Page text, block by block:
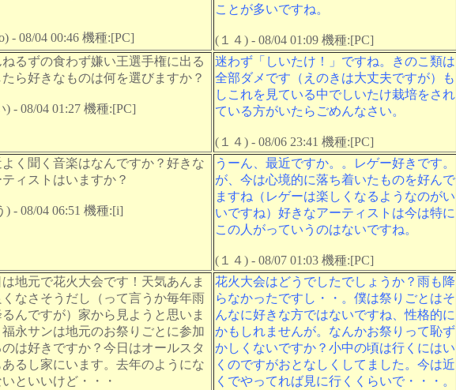
- 08/04 00:46 機種:[PC]
ことが多いですね。
(１４) - 08/04 01:09 機種:[PC]
ねるずの食わず嫌い王選手権に出る
たら好きなものは何を選びますか？
) - 08/04 01:27 機種:[PC]
迷わず「しいたけ！」ですね。きのこ類は
全部ダメです（えのきは大丈夫ですが）も
しこれを見ている中でしいたけ栽培をされ
ている方がいたらごめんなさい。
(１４) - 08/06 23:41 機種:[PC]
く聞く音楽はなんですか？好きな
ィストはいますか？
) - 08/04 06:51 機種:[i]
うーん、最近ですか。。レゲー好きです。
が、今は心境的に落ち着いたものを好んで
ますね（レゲーは楽しくなるようなのがい
いですね）好きなアーティストは今は特に
この人がっていうのはないですね。
(１４) - 08/07 01:03 機種:[PC]
地元で花火大会です！天気あんま
くなさそうだし（って言うか毎年雨
るんですが）家から見ようと思いま
永サンは地元のお祭りごとに参加
は好きですか？今日はオールスタ
あるし家にいます。去年のようにな
いといいけど・・・
花火大会はどうでしたでしょうか？雨も降
らなかったですし・・。僕は祭りごとはそ
んなに好きな方ではないですね、性格的に
かもしれませんが。なんかお祭りって恥ず
かしくないですか？小中の頃は行くにはい
くのですがおとなしくしてました。今は近
くでやってれば見に行くくらいで・・・。